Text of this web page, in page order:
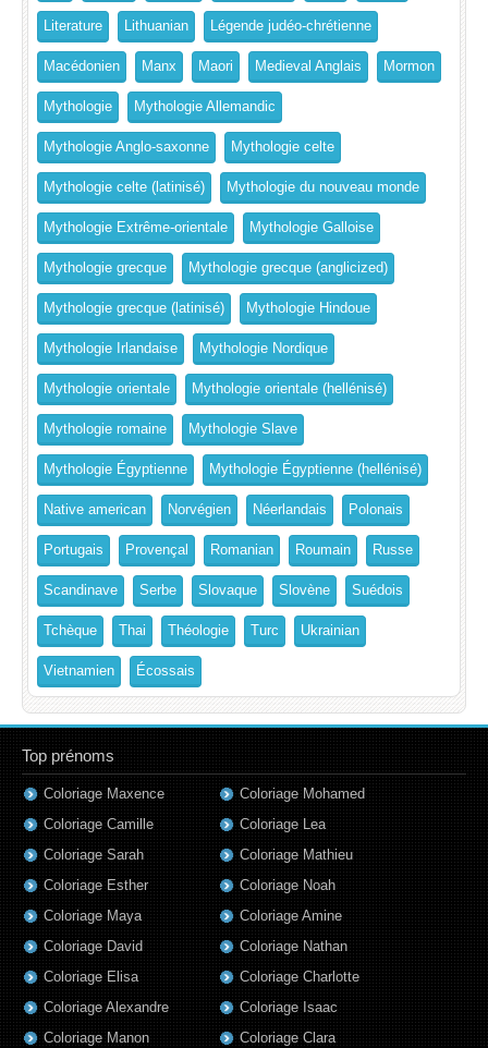
Literature Lithuanian Légende judéo-chrétienne
Macédonien Manx Maori Medieval Anglais Mormon
Mythologie Mythologie Allemandic
Mythologie Anglo-saxonne Mythologie celte
Mythologie celte (latinisé) Mythologie du nouveau monde
Mythologie Extrême-orientale Mythologie Galloise
Mythologie grecque Mythologie grecque (anglicized)
Mythologie grecque (latinisé) Mythologie Hindoue
Mythologie Irlandaise Mythologie Nordique
Mythologie orientale Mythologie orientale (hellénisé)
Mythologie romaine Mythologie Slave
Mythologie Égyptienne Mythologie Égyptienne (hellénisé)
Native american Norvégien Néerlandais Polonais
Portugais Provençal Romanian Roumain Russe
Scandinave Serbe Slovaque Slovène Suédois
Tchèque Thai Théologie Turc Ukrainian
Vietnamien Écossais
Top prénoms
Coloriage Maxence
Coloriage Camille
Coloriage Sarah
Coloriage Esther
Coloriage Maya
Coloriage David
Coloriage Elisa
Coloriage Alexandre
Coloriage Manon
Coloriage Mohamed
Coloriage Lea
Coloriage Mathieu
Coloriage Noah
Coloriage Amine
Coloriage Nathan
Coloriage Charlotte
Coloriage Isaac
Coloriage Clara